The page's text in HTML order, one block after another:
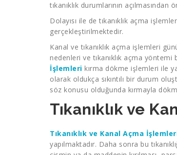
tıkanıklık durumlarının
Dolayısı ile de tıkanıklık açma
gerçekleştirilmektedir.
Kanal ve tıkanıklık açma işlemleri
nedenleri ve tıkanıklık açma
İşlemleri kırma dökme işlemleri ile
olarak oldukça sıkıntılı bir durum
söz konusu olduğunda kırmayla
Tıkanıklık ve
Tıkanıklık ve Kanal Açma
yapılmaktadır. Daha sonra bu